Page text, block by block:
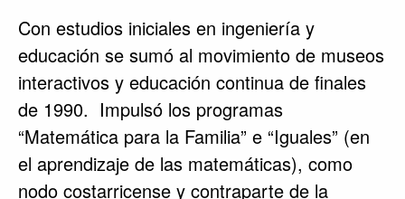
Con estudios iniciales en ingeniería y
educación se sumó al movimiento de museos
interactivos y educación continua de finales
de 1990. Impulsó los programas
“Matemática para la Familia” e “Iguales” (en
el aprendizaje de las matemáticas), como
nodo costarricense y contraparte de la